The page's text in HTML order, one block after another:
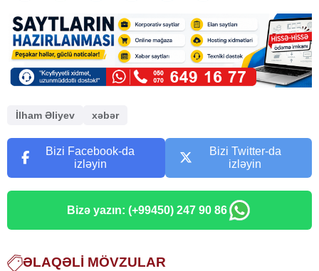
İlham Əliyev xəbər
Bizi Facebook-da
izləyin
Bizi Twitter-da
izləyin
Bizə yazın: (+99450) 247 90 86
ƏLAQƏLI MÖVZULAR